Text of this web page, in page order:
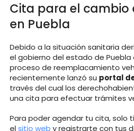
Cita para el cambio
en Puebla
Debido a la situación sanitaria
el gobierno del estado de
proceso de reemplacamiento
recientemente lanzó su portal
través del cual los
una cita para efectuar trámites
Para poder agendar tu cita, solo
elsitio web y registrarte con tus